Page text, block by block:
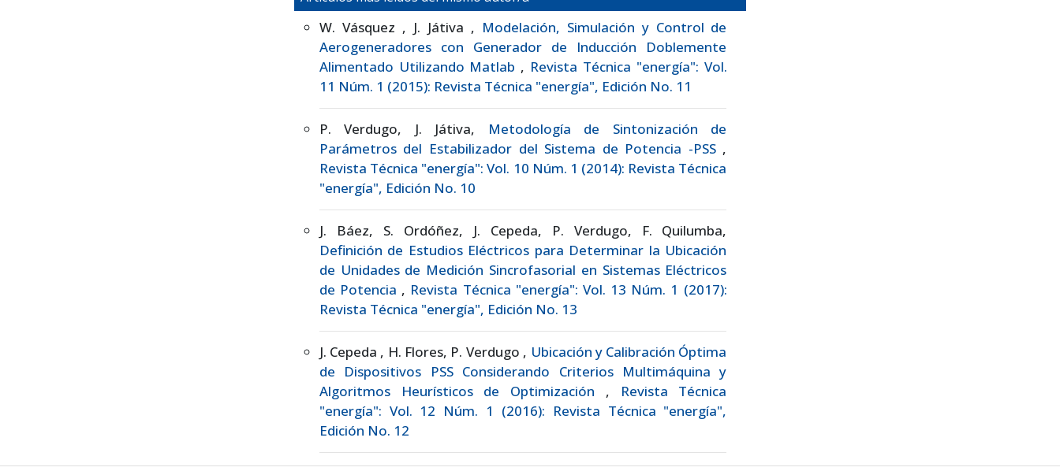
W. Vásquez , J. Játiva , Modelación, Simulación y Control de
Aerogeneradores con Generador de Inducción Doblemente
Alimentado Utilizando Matlab , Revista Técnica "energía": Vol.
11 Núm. 1 (2015): Revista Técnica "energía", Edición No. 11
P. Verdugo, J. Játiva, Metodología de Sintonización de
Parámetros del Estabilizador del Sistema de Potencia -PSS ,
Revista Técnica "energía": Vol. 10 Núm. 1 (2014): Revista Técnica
"energía", Edición No. 10
J. Báez, S. Ordóñez, J. Cepeda, P. Verdugo, F. Quilumba,
Definición de Estudios Eléctricos para Determinar la Ubicación
de Unidades de Medición Sincrofasorial en Sistemas Eléctricos
de Potencia , Revista Técnica "energía": Vol. 13 Núm. 1 (2017):
Revista Técnica "energía", Edición No. 13
J. Cepeda , H. Flores, P. Verdugo , Ubicación y Calibración Óptima
de Dispositivos PSS Considerando Criterios Multimáquina y
Algoritmos Heurísticos de Optimización , Revista Técnica
"energía": Vol. 12 Núm. 1 (2016): Revista Técnica "energía",
Edición No. 12